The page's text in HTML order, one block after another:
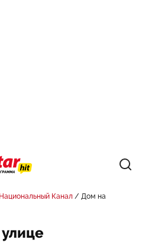
Канал
Дом на